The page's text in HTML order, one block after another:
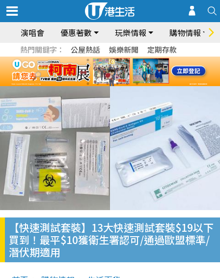
演唱會 優惠著數 玩樂情報 購物情報
熱門關鍵字： 公屋熱話 娛樂新聞 定期存款
【快速測試套裝】13大快速測試套裝$19以下
買到！最平$10獲衛生署認可/通過歐盟標準/
潛伏期適用